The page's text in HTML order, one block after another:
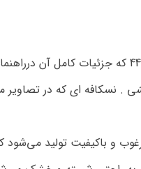
و باکیفیت تولید می‌شود